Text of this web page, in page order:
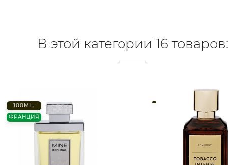
В этой категории 16 товаров:
100ML.
ФРАНЦИЯ